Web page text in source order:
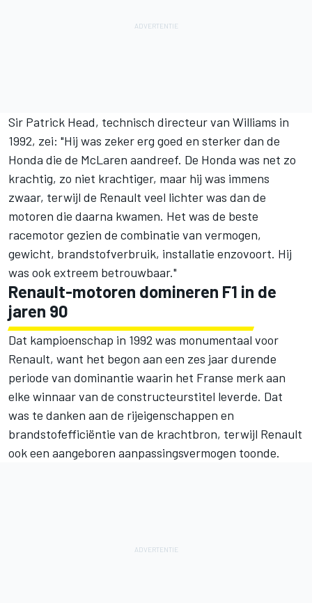
Sir Patrick Head, technisch directeur van Williams in
1992, zei: "Hij was zeker erg goed en sterker dan de
Honda die de McLaren aandreef. De Honda was net zo
krachtig, zo niet krachtiger, maar hij was immens
zwaar, terwijl de Renault veel lichter was dan de
motoren die daarna kwamen. Het was de beste
racemotor gezien de combinatie van vermogen,
gewicht, brandstofverbruik, installatie enzovoort. Hij
was ook extreem betrouwbaar."
Renault-motoren domineren F1 in de
jaren 90
Dat kampioenschap in 1992 was monumentaal voor
Renault, want het begon aan een zes jaar durende
periode van dominantie waarin het Franse merk aan
elke winnaar van de constructeurstitel leverde. Dat
was te danken aan de rijeigenschappen en
brandstofefficiëntie van de krachtbron, terwijl Renault
ook een aangeboren aanpassingsvermogen toonde.